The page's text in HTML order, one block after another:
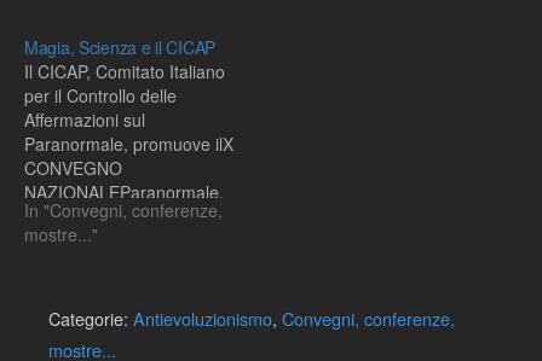
Magia, Scienza e il CICAP
Il CICAP, Comitato Italiano
per il Controllo delle
Affermazioni sul
Paranormale, promuove ilX
CONVEGNO
NAZIONALEParanormale,
Watson? Indagini
scientifiche su misteri,
Verdi di Padova.Tra gli altri
interventi segnalo:Olga
In "Convegni, conferenze,
mostre..."
Categorie: Antievoluzionismo, Convegni, conferenze,
mostre...